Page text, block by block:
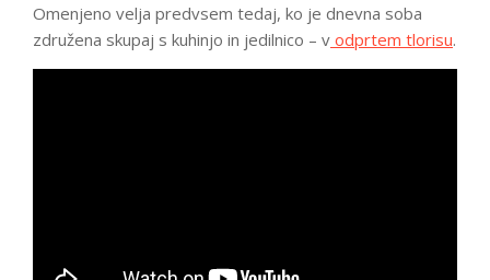
Omenjeno velja predvsem tedaj, ko je dnevna soba
združena skupaj s kuhinjo in jedilnico – v odprtem tlorisu.